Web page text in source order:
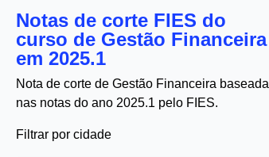
Notas de corte FIES do
curso de Gestão Financeira
em 2025.1
Nota de corte de Gestão Financeira baseada
nas notas do ano 2025.1 pelo FIES.
Filtrar por cidade